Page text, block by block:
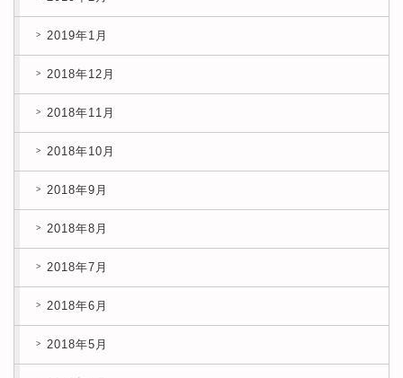
2019年1月
2018年12月
2018年11月
2018年10月
2018年9月
2018年8月
2018年7月
2018年6月
2018年5月